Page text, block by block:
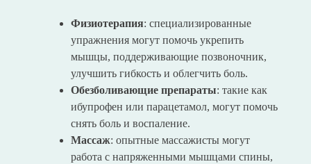
Физиотерапия: специализированные
упражнения могут помочь укрепить
мышцы, поддерживающие позвоночник,
улучшить гибкость и облегчить боль.
Обезболивающие препараты: такие как
ибупрофен или парацетамол, могут помочь
снять боль и воспаление.
Массаж: опытные массажисты могут
работа с напряженными мышцами спины,